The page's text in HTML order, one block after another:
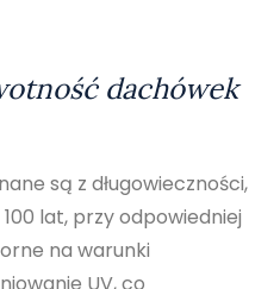
dachówek
są z długowieczności,
lat, przy odpowiedniej
na warunki